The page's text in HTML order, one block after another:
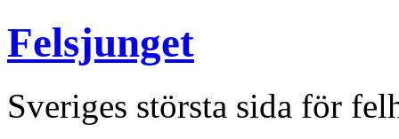
Felsjunget
Sveriges största sida för